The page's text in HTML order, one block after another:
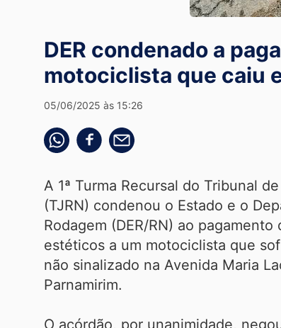
DER condenado a
motociclista que caiu
05/06/2025 às 15:26
Compartilhe pelo whatsapp
Compartilhar no facebook
Compartilhe pelo email
A 1ª Turma Recursal do Tribunal
(TJRN) condenou o Estado e o
Rodagem (DER/RN) ao
estéticos a um motociclista que
não sinalizado na Avenida Maria
Parnamirim.
O acórdão, por unanimidade,